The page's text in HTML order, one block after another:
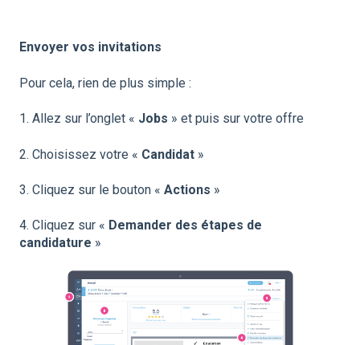
Envoyer vos invitations
Pour cela, rien de plus simple :
1. Allez sur l’onglet « Jobs » et puis sur votre offre
2. Choisissez votre « Candidat »
3. Cliquez sur le bouton « Actions »
4. Cliquez sur « Demander des étapes de
candidature »